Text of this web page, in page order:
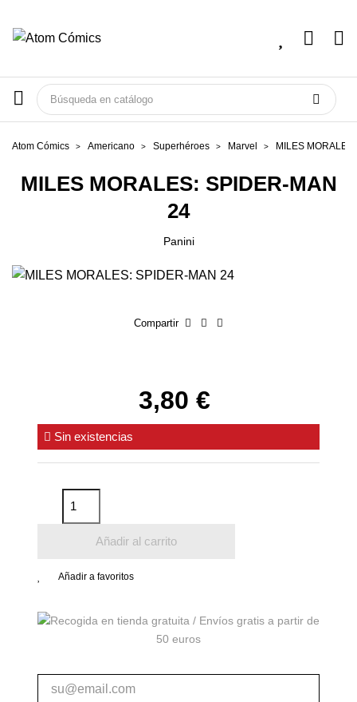
Atom Cómics Americano Superhéroes Marvel MILES
MILES MORALES: SPIDER-MAN
24
Panini
Compartir
3,80 €
Sin existencias
Añadir al carrito
Añadir a favoritos